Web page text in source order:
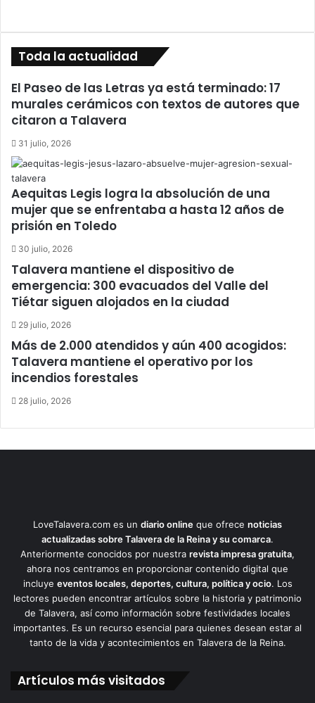
Toda la actualidad
El Paseo de las Letras ya está terminado: 17
murales cerámicos con textos de autores que
citaron a Talavera
31 julio, 2026
Aequitas Legis logra la absolución de una
mujer que se enfrentaba a hasta 12 años de
prisión en Toledo
30 julio, 2026
Talavera mantiene el dispositivo de
emergencia: 300 evacuados del Valle del
Tiétar siguen alojados en la ciudad
29 julio, 2026
Más de 2.000 atendidos y aún 400 acogidos:
Talavera mantiene el operativo por los
incendios forestales
28 julio, 2026
LoveTalavera.com es un diario online que ofrece noticias
actualizadas sobre Talavera de la Reina y su comarca.
Anteriormente conocidos por nuestra revista impresa gratuita,
ahora nos centramos en proporcionar contenido digital que
incluye eventos locales, deportes, cultura, política y ocio. Los
lectores pueden encontrar artículos sobre la historia y patrimonio
de Talavera, así como información sobre festividades locales
importantes. Es un recurso esencial para quienes desean estar al
tanto de la vida y acontecimientos en Talavera de la Reina.
Artículos más visitados